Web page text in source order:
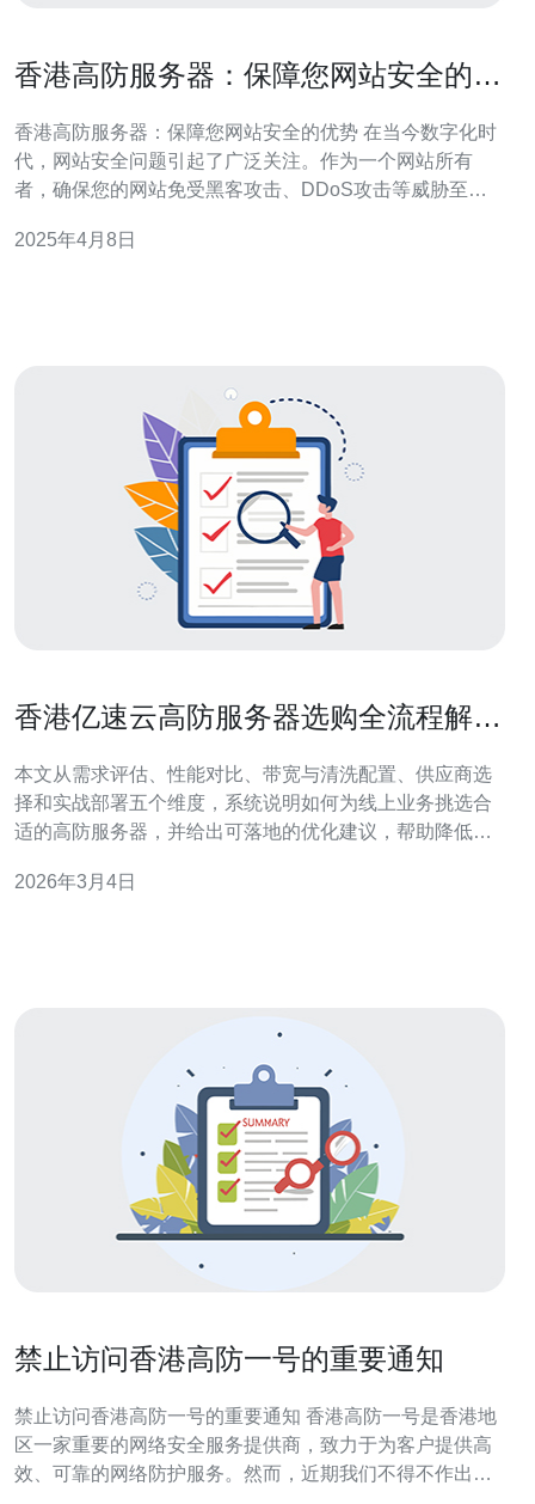
香港高防服务器：保障您网站安全的优
香港高防服务器：保障您网站安全的优势 在当今数字化时
代，网站安全问题引起了广泛关注。作为一个网站所有
者，确保您的网站免受黑客攻击、DDoS攻击等威胁至关
的服务器，它具有一系列优势，可以有效地保障您的网站
2025年4月8日
香港亿速云高防服务器选购全流程解析
本文从需求评估、性能对比、带宽与清洗配置、供应商选
择和实战部署五个维度，系统说明如何为线上业务挑选合
适的高防服务器，并给出可落地的优化建议，帮助降低被
务器的防护能力? 评估核心应关注清洗能力（峰值Gbps与
2026年3月4日
禁止访问香港高防一号的重要通知
禁止访问香港高防一号的重要通知 香港高防一号是香港地
区一家重要的网络安全服务提供商，致力于为客户提供高
效、可靠的网络防护服务。然而，近期我们不得不作出一